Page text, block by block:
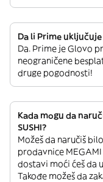
Da li Prime uključuje
Da. Prime je Glovo
neograničene
druge pogodnosti!
Kada mogu da
SUSHI?
Možeš da naručiš
prodavnice MEGAMI
dostavi moći ćeš da
Takođe možeš da